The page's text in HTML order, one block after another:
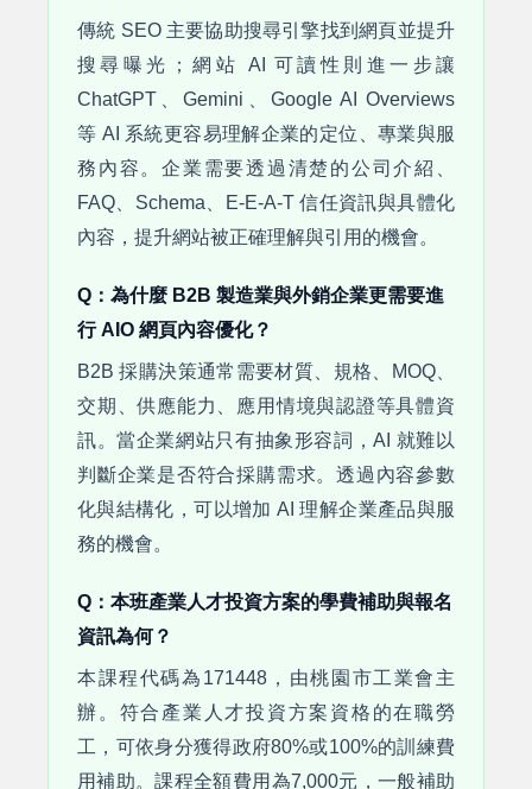
傳統 SEO 主要協助搜尋引擎找到網頁並提升
搜尋曝光；網站 AI 可讀性則進一步讓
ChatGPT、Gemini、Google AI Overviews
等 AI 系統更容易理解企業的定位、專業與服
務內容。企業需要透過清楚的公司介紹、
FAQ、Schema、E-E-A-T 信任資訊與具體化
內容，提升網站被正確理解與引用的機會。
Q：為什麼 B2B 製造業與外銷企業更需要進
行 AIO 網頁內容優化？
B2B 採購決策通常需要材質、規格、MOQ、
交期、供應能力、應用情境與認證等具體資
訊。當企業網站只有抽象形容詞，AI 就難以
判斷企業是否符合採購需求。透過內容參數
化與結構化，可以增加 AI 理解企業產品與服
務的機會。
Q：本班產業人才投資方案的學費補助與報名
資訊為何？
本課程代碼為171448，由桃園市工業會主
辦。符合產業人才投資方案資格的在職勞
工，可依身分獲得政府80%或100%的訓練費
用補助。課程全額費用為7,000元，一般補助